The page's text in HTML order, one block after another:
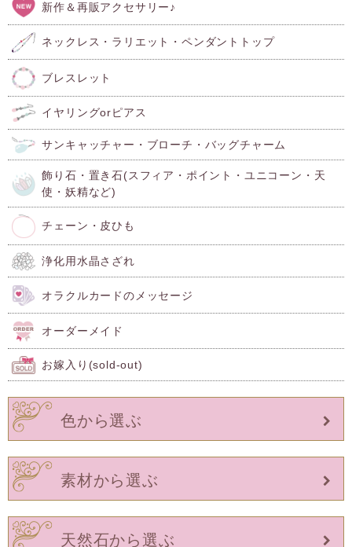
新作＆再販アクセサリー♪
ネックレス・ラリエット・ペンダントトップ
ブレスレット
イヤリングorピアス
サンキャッチャー・ブローチ・バッグチャーム
飾り石・置き石(スフィア・ポイント・ユニコーン・天
使・妖精など)
チェーン・皮ひも
浄化用水晶さざれ
オラクルカードのメッセージ
オーダーメイド
お嫁入り(sold-out)
色から選ぶ
素材から選ぶ
天然石から選ぶ